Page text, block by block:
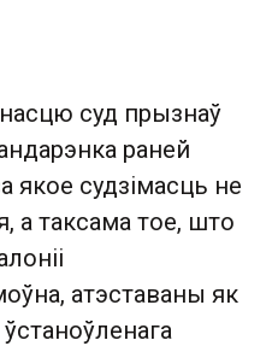
суд прызнаў
раней
якое судзімасць не
а таксама тое, што
атэставаны як